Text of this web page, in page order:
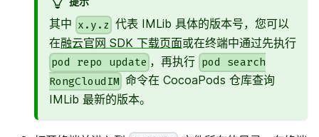
其中 x.y.z 代表 IMLib 具体的版本号，您可以
在融云官网 SDK 下载页面或在终端中通过先执行
pod repo update ，再执行 pod search
RongCloudIM 命令在 CocoaPods 仓库查询
IMLib 最新的版本。